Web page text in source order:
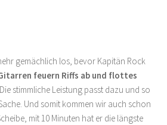
gemächlich los, bevor Kapitän Rock
feuern Riffs ab und flottes
stimmliche Leistung passt dazu und so
Und somit kommen wir auch schon
mit 10 Minuten hat er die längste